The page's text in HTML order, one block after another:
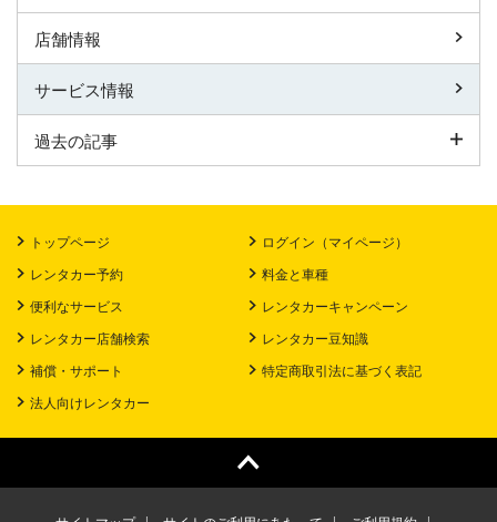
店舗情報
サービス情報
過去の記事
トップページ
ログイン（マイページ）
レンタカー予約
料金と車種
便利なサービス
レンタカーキャンペーン
レンタカー店舗検索
レンタカー豆知識
補償・サポート
特定商取引法に基づく表記
法人向けレンタカー